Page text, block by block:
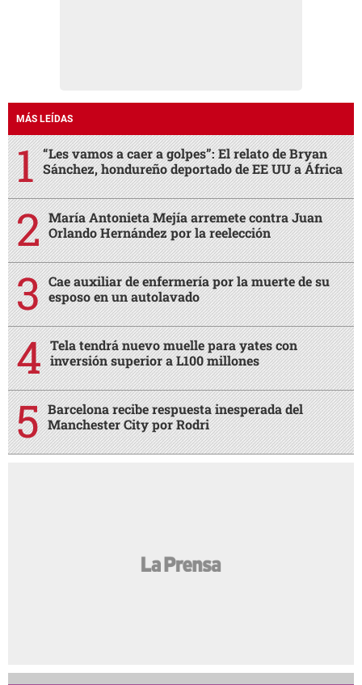
MÁS LEÍDAS
“Les vamos a caer a golpes”: El relato de Bryan
Sánchez, hondureño deportado de EE UU a África
María Antonieta Mejía arremete contra Juan
Orlando Hernández por la reelección
Cae auxiliar de enfermería por la muerte de su
esposo en un autolavado
Tela tendrá nuevo muelle para yates con
inversión superior a L100 millones
Barcelona recibe respuesta inesperada del
Manchester City por Rodri